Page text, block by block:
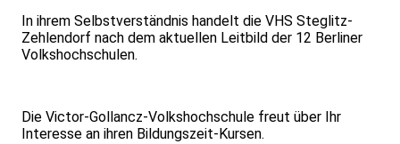
In ihrem Selbstverständnis handelt die VHS Steglitz-
Zehlendorf nach dem aktuellen Leitbild der 12 Berliner
Volkshochschulen.
Die Victor-Gollancz-Volkshochschule freut über Ihr
Interesse an ihren Bildungszeit-Kursen.